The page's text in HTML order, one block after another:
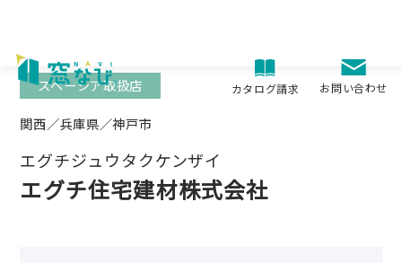
content
カタログ請求 お問い合わせ
関西／兵庫県／神戸市
エグチジュウタクケンザイ
エグチ住宅建材株式会社
スペーシア取扱店